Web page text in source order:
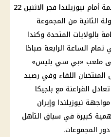
يخوض منتخب مصر مواجهة مهمة أمام نيوزيلندا فجر الاثنين 22
الثانية من المجموعة
بالولايات المتحدة وكندا
الساعة الرابعة صباحًا
ملعب «بي سي بليس»
اللقاء وفي رصيد
الفراعنة مع بلجيكا
نيوزيلندا وإيران
أهمية كبيرة في سباق التأهل
دور المجموعات.